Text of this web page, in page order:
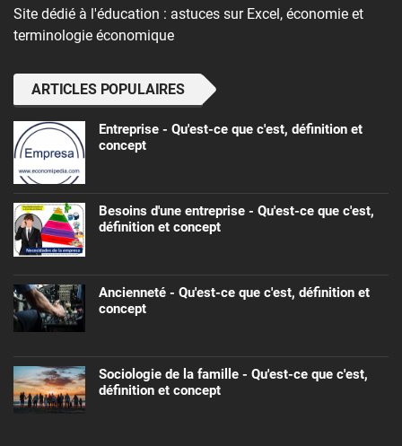
Site dédié à l'éducation : astuces sur Excel, économie et
terminologie économique
ARTICLES POPULAIRES
Entreprise - Qu'est-ce que c'est, définition et
concept
Besoins d'une entreprise - Qu'est-ce que c'est,
définition et concept
Ancienneté - Qu'est-ce que c'est, définition et
concept
Sociologie de la famille - Qu'est-ce que c'est,
définition et concept